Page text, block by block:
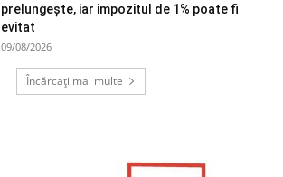
prelungește, iar impozitul de 1% poate fi
evitat
09/08/2026
Încărcați mai multe